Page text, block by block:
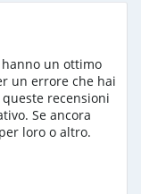
un ottimo
un errore che hai
recensioni
Se ancora
loro o altro.